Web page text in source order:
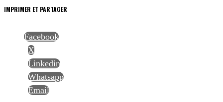
IMPRIMER ET PARTAGER
Facebook
X
Linkedin
Whatsapp
Email